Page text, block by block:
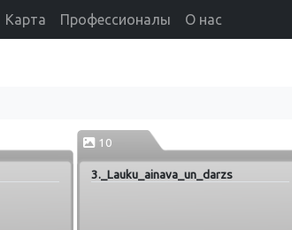
Карта Профессионалы О нас
10
3._Lauku_ainava_un_darzs